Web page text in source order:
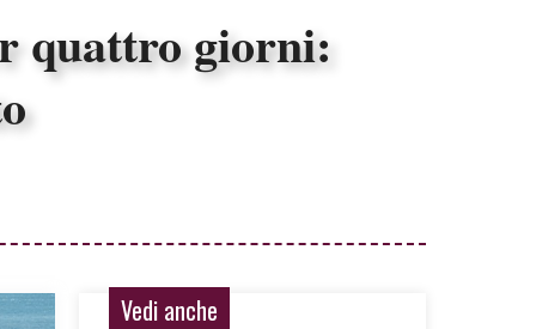
quattro giorni:
Vedi anche